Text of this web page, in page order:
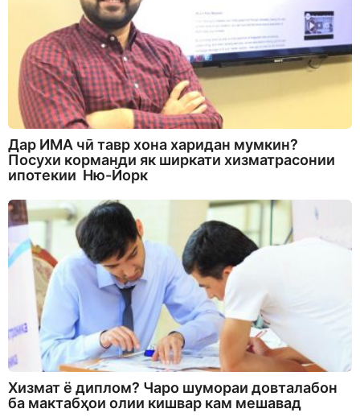
Дар ИМА чӣ тавр хона харидан мумкин?
Посухи корманди як ширкати хизматрасонии
ипотекии Ню-Йорк
Хизмат ё диплом? Чаро шумораи довталабон
ба мактабҳои олии кишвар кам мешавад